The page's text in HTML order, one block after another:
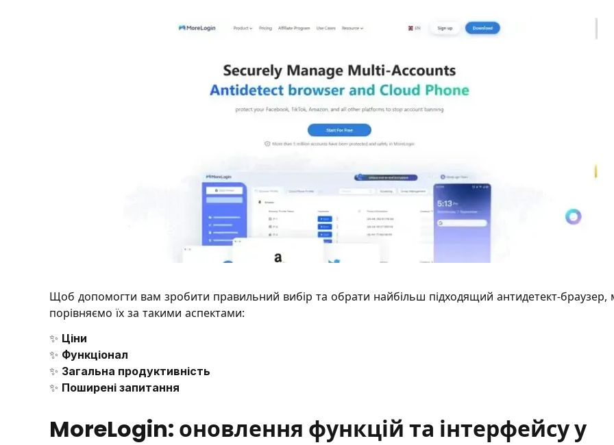
Щоб допомогти вам зробити правильний вибір та обрати найбільш підходящий антидетект-браузер,
порівняємо їх за такими аспектами:
✨ Ціни
✨ Функціонал
✨ Загальна продуктивність
✨ Поширені запитання
MoreLogin: оновлення функцій та інтерфейсу у